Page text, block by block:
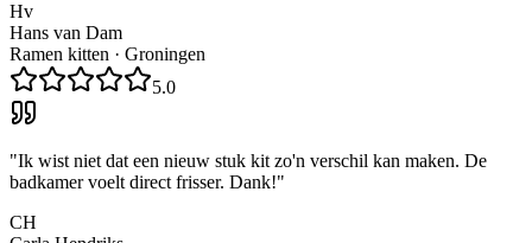
Hv
Hans van Dam
Ramen kitten · Groningen
5.0
"Ik wist niet dat een nieuw stuk kit zo'n verschil kan maken. De
badkamer voelt direct frisser. Dank!"
CH